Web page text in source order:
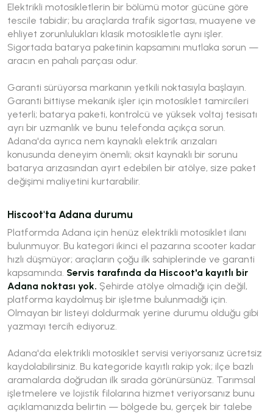
Elektrikli motosikletlerin bir bölümü motor gücüne göre
tescile tabidir; bu araçlarda trafik sigortası, muayene ve
ehliyet zorunlulukları klasik motosikletle aynı işler.
Sigortada batarya paketinin kapsamını mutlaka sorun —
aracın en pahalı parçası odur.
Garanti sürüyorsa markanın yetkili noktasıyla başlayın.
Garanti bittiyse mekanik işler için motosiklet tamircileri
yeterli; batarya paketi, kontrolcü ve yüksek voltaj tesisatı
ayrı bir uzmanlık ve bunu telefonda açıkça sorun.
Adana'da ayrıca nem kaynaklı elektrik arızaları
konusunda deneyim önemli; oksit kaynaklı bir sorunu
batarya arızasından ayırt edebilen bir atölye, size paket
değişimi maliyetini kurtarabilir.
Hiscoot'ta Adana durumu
Platformda Adana için henüz elektrikli motosiklet ilanı
bulunmuyor. Bu kategori ikinci el pazarına scooter kadar
hızlı düşmüyor; araçların çoğu ilk sahiplerinde ve garanti
kapsamında. Servis tarafında da Hiscoot'a kayıtlı bir
Adana noktası yok. Şehirde atölye olmadığı için değil,
platforma kaydolmuş bir işletme bulunmadığı için.
Olmayan bir listeyi doldurmak yerine durumu olduğu gibi
yazmayı tercih ediyoruz.
Adana'da elektrikli motosiklet servisi veriyorsanız ücretsiz
kaydolabilirsiniz. Bu kategoride kayıtlı rakip yok; ilçe bazlı
aramalarda doğrudan ilk sırada görünürsünüz. Tarımsal
işletmelere ve lojistik filolarına hizmet veriyorsanız bunu
açıklamanızda belirtin — bölgede bu, gerçek bir talebe